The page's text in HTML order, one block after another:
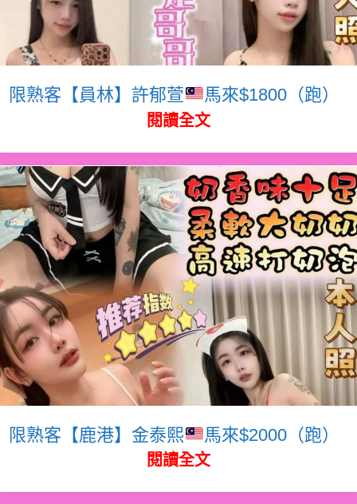
限熟客【員林】許郁萱 馬來$1800（跑）
閱讀全文
限熟客【鹿港】金泰熙 馬來$2000（跑）
閱讀全文